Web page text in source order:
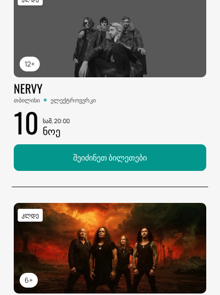
12+
NERVY
თბილისი ელექტროვერკი
10 სამ, 20:00
ᲜᲝᲔ
შეიძინეთ ბილეთები
6+
კლდე